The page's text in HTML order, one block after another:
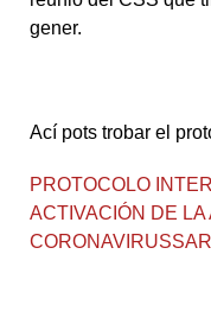
gener.
Ací pots trobar el
PROTOCOLO
ACTIVACIÓN DE LA